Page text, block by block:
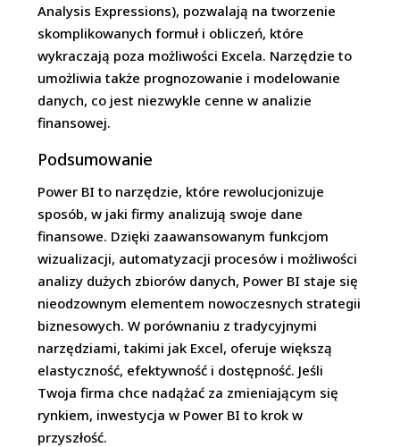
Analysis Expressions), pozwalają na tworzenie
skomplikowanych formuł i obliczeń, które
wykraczają poza możliwości Excela. Narzędzie to
umożliwia także prognozowanie i modelowanie
danych, co jest niezwykle cenne w analizie
finansowej.
Podsumowanie
Power BI to narzędzie, które rewolucjonizuje
sposób, w jaki firmy analizują swoje dane
finansowe. Dzięki zaawansowanym funkcjom
wizualizacji, automatyzacji procesów i możliwości
analizy dużych zbiorów danych, Power BI staje się
nieodzownym elementem nowoczesnych strategii
biznesowych. W porównaniu z tradycyjnymi
narzędziami, takimi jak Excel, oferuje większą
elastyczność, efektywność i dostępność. Jeśli
Twoja firma chce nadążać za zmieniającym się
rynkiem, inwestycja w Power BI to krok w
przyszłość.